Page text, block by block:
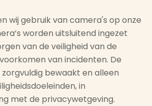
wij gebruik van camera's op onze
worden uitsluitend ingezet
van de veiligheid van de
van incidenten. De
bewaakt en alleen
in
met de privacywetgeving.